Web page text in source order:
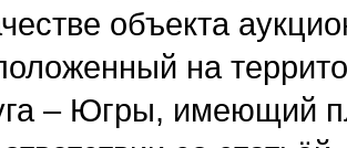
объекта
на
– Югры, имеющий